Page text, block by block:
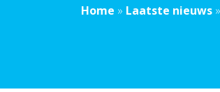
Home » Laatste nieuws »